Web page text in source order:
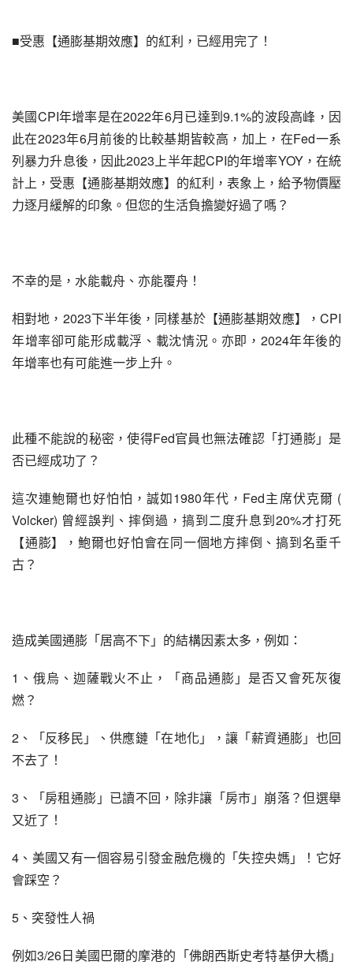
■受惠【通膨基期效應】的紅利，已經用完了！
美國CPI年增率是在2022年6月已達到9.1%的波段高峰，因
此在2023年6月前後的比較基期皆較高，加上，在Fed一系
列暴力升息後，因此2023上半年起CPI的年增率YOY，在統
計上，受惠【通膨基期效應】的紅利，表象上，給予物價壓
力逐月緩解的印象。但您的生活負擔變好過了嗎？
不幸的是，水能載舟、亦能覆舟！
相對地，2023下半年後，同樣基於【通膨基期效應】，CPI
年增率卻可能形成載浮、載沈情況。亦即，2024年年後的
年增率也有可能進一步上升。
此種不能說的秘密，使得Fed官員也無法確認「打通膨」是
否已經成功了？
這次連鮑爾也好怕怕，誠如1980年代，Fed主席伏克爾 (
Volcker) 曾經誤判、摔倒過，搞到二度升息到20%才打死
【通膨】，鮑爾也好怕會在同一個地方摔倒、搞到名垂千
古？
造成美國通膨「居高不下」的結構因素太多，例如：
1、俄烏、迦薩戰火不止，「商品通膨」是否又會死灰復
燃？
2、「反移民」、供應鏈「在地化」，讓「薪資通膨」也回
不去了！
3、「房租通膨」已讀不回，除非讓「房市」崩落？但選舉
又近了！
4、美國又有一個容易引發金融危機的「失控央媽」！它好
會踩空？
5、突發性人禍
例如3/26日美國巴爾的摩港的「佛朗西斯史考特基伊大橋」